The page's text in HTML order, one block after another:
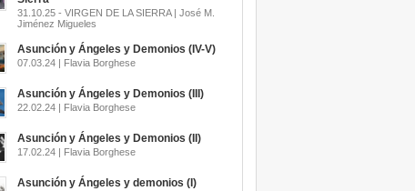
31.10.25 - VIRGEN DE LA SIERRA | José M.
Jiménez Migueles
Asunción y Ángeles y Demonios (IV-V)
07.03.24 | Flavia Borghese
Asunción y Ángeles y Demonios (III)
22.02.24 | Flavia Borghese
Asunción y Ángeles y Demonios (II)
17.02.24 | Flavia Borghese
Asunción y Ángeles y demonios (I)